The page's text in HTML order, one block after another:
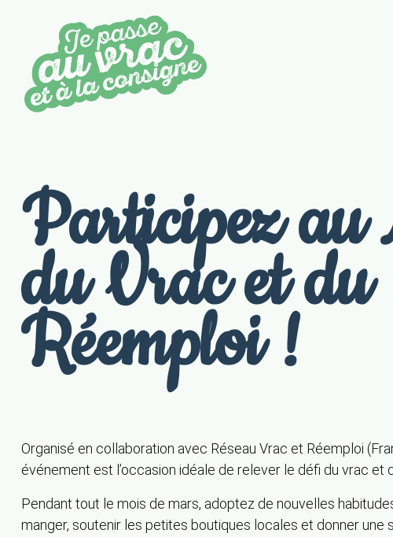
Participez au
du Vrac et du
Réemploi !
Organisé en collaboration avec Réseau Vrac et Réemploi
événement est l’occasion idéale de relever le défi du vrac et
Pendant tout le mois de mars, adoptez de nouvelles
manger, soutenir les petites boutiques locales et donner une